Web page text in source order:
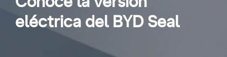
eléctrica del BYD Seal